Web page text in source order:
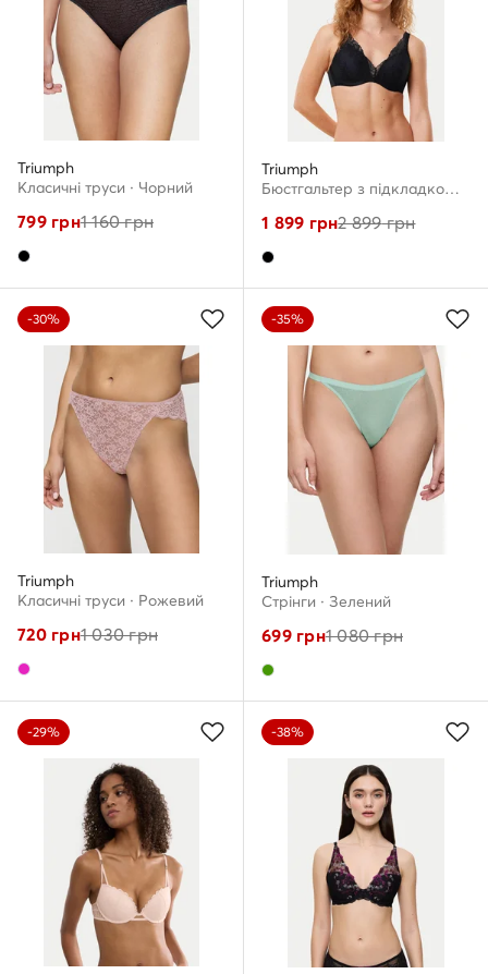
Triumph
Класичні труси · Чорний
799грн1 160грн
Triumph
Бюстгальтер з підкладкою · Чорний
1 899 грн2 899грн
-30%
Triumph
Класичні труси · Рожевий
720грн1 030грн
-35%
Triumph
Стрінги · Зелений
699грн1 080грн
-29% -38%